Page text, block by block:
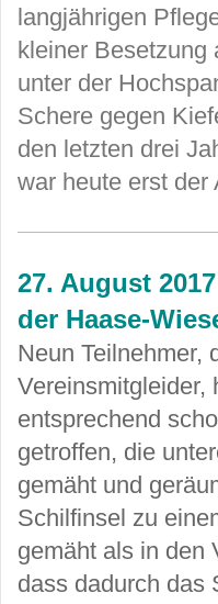
langjährigen
kleiner Besetzung
unter der
Schere gegen
den letzten drei
war heute erst der
27. August
der Haase-
Neun Teilnehmer,
Vereinsmitgleider,
entsprechend
getroffen, die
gemäht und
Schilfinsel zu
gemäht als in den
dass dadurch das